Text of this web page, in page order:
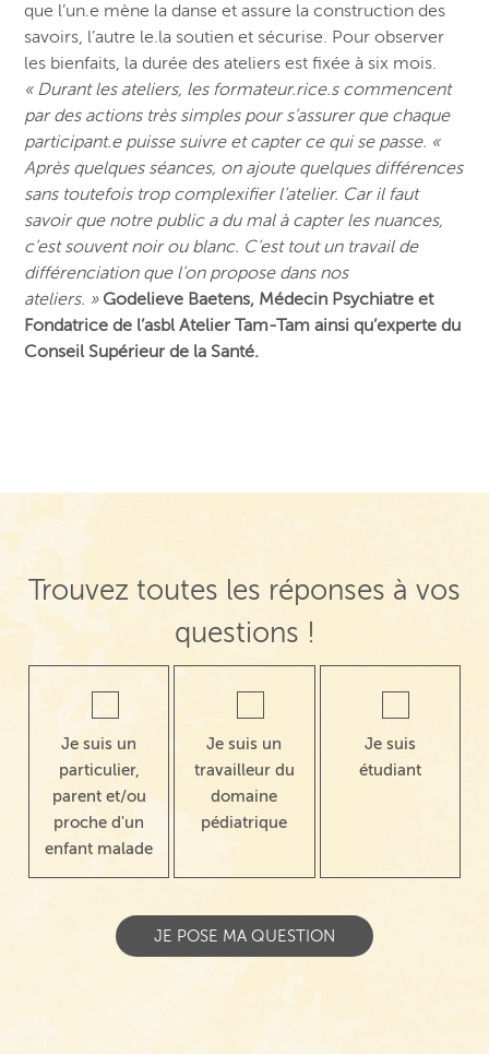
que l’un.e mène la danse et assure la construction des
savoirs, l’autre le.la soutien et sécurise. Pour observer
les bienfaits, la durée des ateliers est fixée à six mois.
« Durant les ateliers, les formateur.rice.s commencent
par des actions très simples pour s’assurer que chaque
participant.e puisse suivre et capter ce qui se passe. «
Après quelques séances, on ajoute quelques différences
sans toutefois trop complexifier l’atelier. Car il faut
savoir que notre public a du mal à capter les nuances,
c’est souvent noir ou blanc. C’est tout un travail de
différenciation que l’on propose dans nos
ateliers. » Godelieve Baetens, Médecin Psychiatre et
Fondatrice de l’asbl Atelier Tam-Tam ainsi qu’experte du
Conseil Supérieur de la Santé.
Trouvez toutes les réponses à vos
questions !
Je suis un
particulier,
parent et/ou
proche d'un
enfant malade
Je suis un
travailleur du
domaine
pédiatrique
Je suis
étudiant